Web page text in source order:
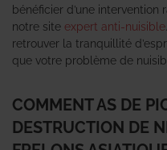
bénéficier d’une intervention
notre site expert anti-nuisible
retrouver la tranquillité
que votre problème de
COMMENT AS DE
DESTRUCTION DE